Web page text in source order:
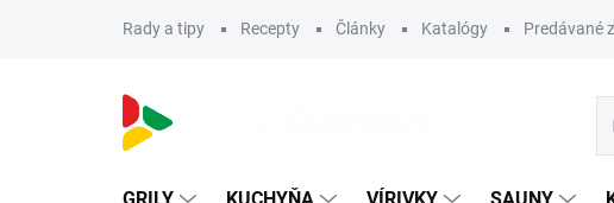
Rady a tipy Recepty Články Katalógy Predávané